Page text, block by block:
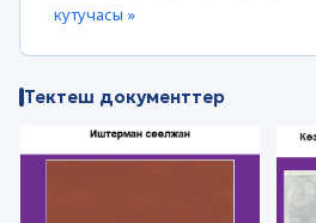
кутучасы »
Тектеш документтер